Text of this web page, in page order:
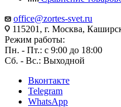
office@zortes-svet.ru
115201, г. Москва,
Режим работы:
Пн. - Пт.: с 9:00 до 18:00
Сб. - Вс.: Выходной
Вконтакте
Telegram
WhatsApp